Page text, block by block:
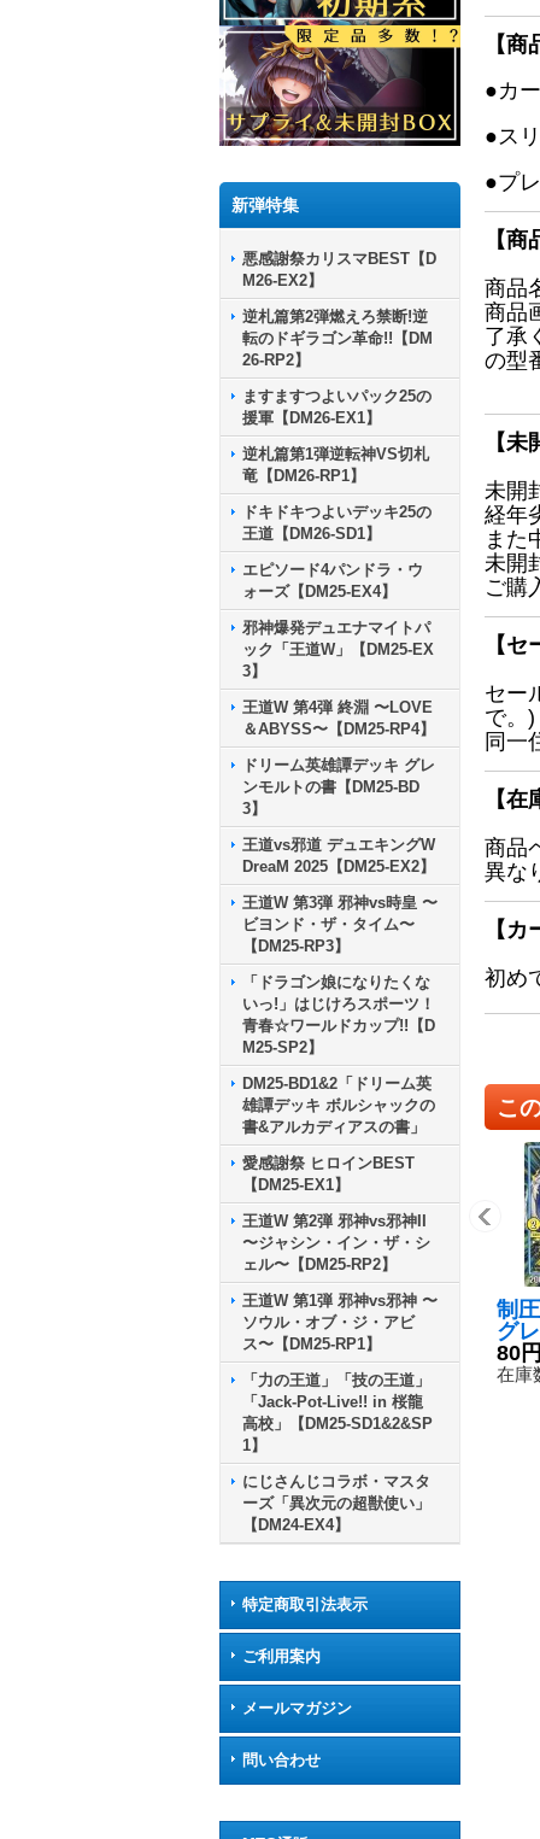
新弾特集
悪感謝祭カリスマBEST【D
M26-EX2】
逆札篇第2弾燃えろ禁断!逆
転のドギラゴン革命!!【DM
26-RP2】
ますますつよいパック25の
援軍【DM26-EX1】
逆札篇第1弾逆転神VS切札
竜【DM26-RP1】
ドキドキつよいデッキ25の
王道【DM26-SD1】
エピソード4パンドラ・ウ
ォーズ【DM25-EX4】
邪神爆発デュエナマイトパ
ック「王道W」【DM25-EX
3】
王道W 第4弾 終淵 〜LOVE
＆ABYSS〜【DM25-RP4】
ドリーム英雄譚デッキ グレ
ンモルトの書【DM25-BD
3】
王道vs邪道 デュエキングW
DreaM 2025【DM25-EX2】
王道W 第3弾 邪神vs時皇 〜
ビヨンド・ザ・タイム〜
【DM25-RP3】
「ドラゴン娘になりたくな
いっ!」はじけろスポーツ！
青春☆ワールドカップ!!【D
M25-SP2】
DM25-BD1&2「ドリーム英
雄譚デッキ ボルシャックの
書&アルカディアスの書」
愛感謝祭 ヒロインBEST
【DM25-EX1】
王道W 第2弾 邪神vs邪神II
〜ジャシン・イン・ザ・シ
ェル〜【DM25-RP2】
王道W 第1弾 邪神vs邪神 〜
ソウル・オブ・ジ・アビ
ス〜【DM25-RP1】
「力の王道」「技の王道」
「Jack-Pot-Live!! in 桜龍
高校」【DM25-SD1&2&SP
1】
にじさんじコラボ・マスタ
ーズ「異次元の超獣使い」
【DM24-EX4】
特定商取引法表示
ご利用案内
メールマガジン
問い合わせ
【
●カ
●ス
●プ
【
商品
商品
了承
の型
【
未開
経年
また
未開
ご購
【
セー
で。)
同一
【
商品
異な
【
初め
こ
制
グ
3/
80
在庫